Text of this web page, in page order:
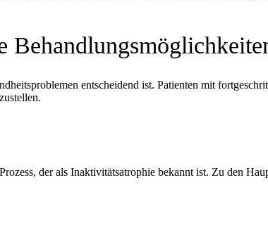
entscheidend ist. Patienten mit
der als Inaktivitätsatrophie bekannt ist. Zu den